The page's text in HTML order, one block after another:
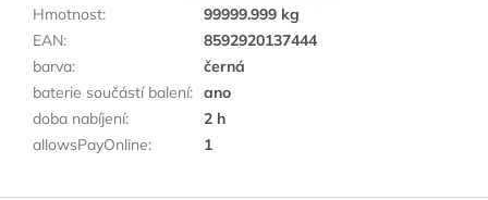
Hmotnost:
99999.999 kg
EAN:
8592920137444
barva:
černá
baterie součástí balení: ano
doba nabíjení:
2 h
allowsPayOnline: 1